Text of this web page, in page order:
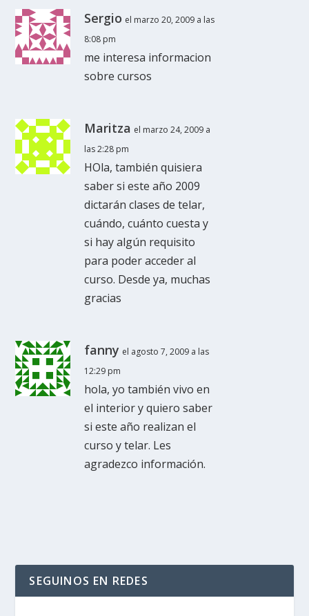
Sergio el marzo 20, 2009 a las
8:08 pm
me interesa informacion
sobre cursos
Maritza el marzo 24, 2009 a
las 2:28 pm
HOla, también quisiera
saber si este año 2009
dictarán clases de telar,
cuándo, cuánto cuesta y
si hay algún requisito
para poder acceder al
curso. Desde ya, muchas
gracias
fanny el agosto 7, 2009 a las
12:29 pm
hola, yo también vivo en
el interior y quiero saber
si este año realizan el
curso y telar. Les
agradezco información.
SEGUINOS EN REDES